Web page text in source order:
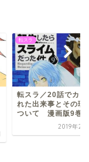
転スラ
転スラ／シュナにヤ
レ疑惑があるらし
かに素質あるけど、
2019年2